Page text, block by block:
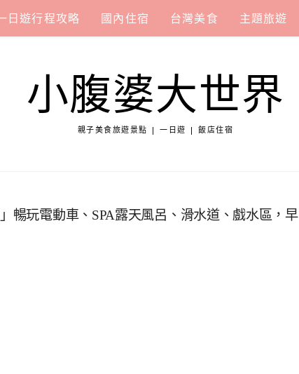
日遊行程攻略 國內住宿 台灣美食 主題旅遊
小腹婆大世界
親子美食旅遊景點 | 一日遊 | 飯店住宿
暢玩電動車、SPA露天風呂、滑水道、戲水區，早